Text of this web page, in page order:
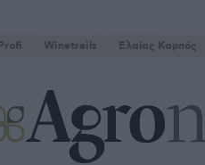
Winetrails Eλαίας Καρπός